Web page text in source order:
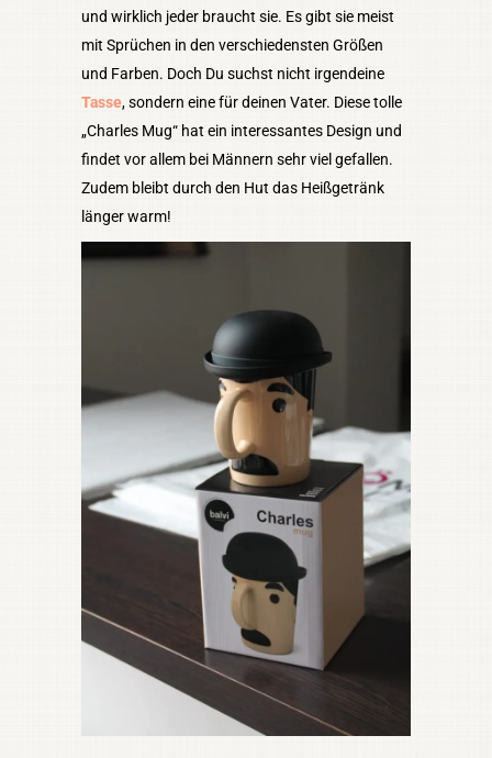
und wirklich jeder braucht sie. Es gibt sie meist
mit Sprüchen in den verschiedensten Größen
und Farben. Doch Du suchst nicht irgendeine
Tasse, sondern eine für deinen Vater. Diese tolle
„Charles Mug“ hat ein interessantes Design und
findet vor allem bei Männern sehr viel gefallen.
Zudem bleibt durch den Hut das Heißgetränk
länger warm!